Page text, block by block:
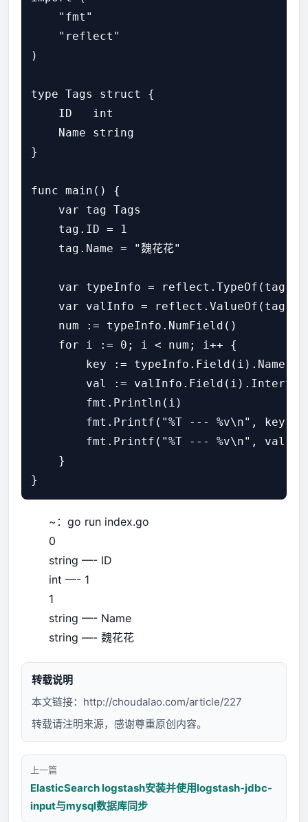
    "fmt"
    "reflect"
)
type Tags struct {
    ID   int
    Name string
}
func main() {
    var tag Tags
    tag.ID = 1
    tag.Name = "魏花花"
    var typeInfo = reflect.TypeOf(tag)
    var valInfo = reflect.ValueOf(tag)
    num := typeInfo.NumField()
    for i := 0; i < num; i++ {
        key := typeInfo.Field(i).Name
val :=
        fmt.Println(i)
fmt.Printf("%T --- %v\n", key,
fmt.Printf("%T --- %v\n", val,
    }
~：go run index.go
0
string —- ID
int —- 1
1
string —- Name
string —- 魏花花
转载说明
本文链接： http://choudalao.com/article/227
转载请注明来源，感谢尊重原创内容。
上一篇
ElasticSearch logstash安装并使用logstash-jdbc-
input与mysql数据库同步